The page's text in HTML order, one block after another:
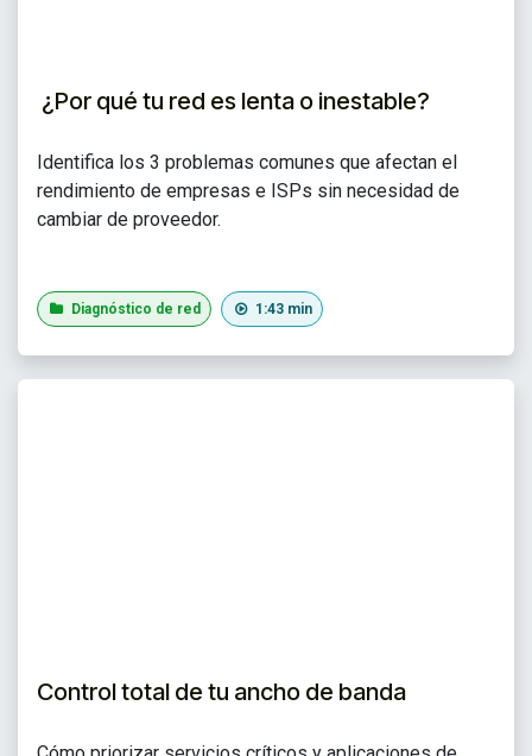
¿Por qué tu red es lenta o inestable?
Identifica los 3 problemas comunes que afectan el
rendimiento de empresas e ISPs sin necesidad de
cambiar de proveedor.
Diagnóstico de red 1:43 min
Control total de tu ancho de banda